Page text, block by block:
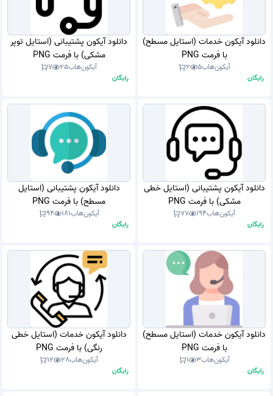
دانلود آیکون خدمات (استایل مسطح)
با فرمت PNG
آیکون‌هاب5
2
رایگان
دانلود آیکون پشتیبانی (استایل توپر
مشکی) با فرمت PNG
آیکون‌هاب25
7
رایگان
دانلود آیکون پشتیبانی (استایل خطی
مشکی) با فرمت PNG
آیکون‌هاب194
77
رایگان
دانلود آیکون پشتیبانی (استایل
مسطح) با فرمت PNG
آیکون‌هاب181
94
رایگان
دانلود آیکون خدمات (استایل مسطح)
با فرمت PNG
آیکون‌هاب3
1
رایگان
دانلود آیکون خدمات (استایل خطی
رنگی) با فرمت PNG
آیکون‌هاب28
12
رایگان